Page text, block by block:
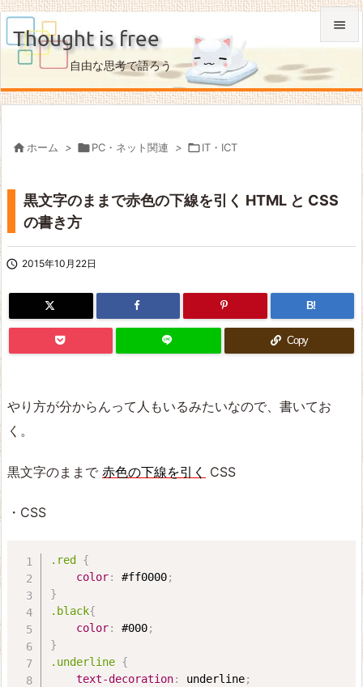
Thought is free
自由な思考で語ろう

メニュ

次へ
 ホーム > PC・ネット関連 > IT・ICT
黒文字のままで赤色の下線を引く HTML と CSS
の書き方
 2015年10月22日
B!
Copy
やり方が分からんって人もいるみたいなので、書いてお
く。
黒文字のままで 赤色の下線を引く CSS
・CSS
.red
{
color: #ff0000;
}
.black{
color: #000;
}
.underline {
text-decoration: underline;